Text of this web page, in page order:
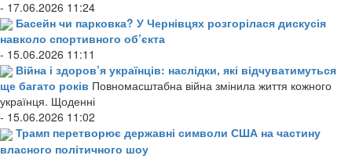
- 17.06.2026 11:24
Басейн чи парковка? У Чернівцях розгорілася дискусія
навколо спортивного об’єкта
- 15.06.2026 11:11
Війна і здоров’я українців: наслідки, які відчуватимуться
ще багато років Повномасштабна війна змінила життя кожного
українця. Щоденні
- 15.06.2026 11:02
Трамп перетворює державні символи США на частину
власного політичного шоу